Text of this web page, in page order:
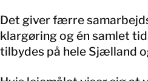
Det giver færre
klargøring og én samlet
tilbydes på hele Sjælland